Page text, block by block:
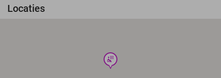
Locaties
wellness